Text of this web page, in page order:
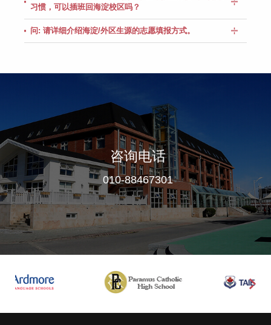
习惯，可以插班回海淀校区吗？
问: 请详细介绍海淀/外区生源的志愿填报方式。
咨询电话
010-88467301